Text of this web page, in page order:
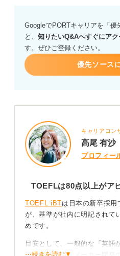
GoogleでPORTキャリアを「優
と、 知りたいQ&Aへすぐにアク
す。ぜひご登録ください。
優先ソース
キャリアコン
高尾 有沙
プロフィー
TOEFLは80点以上がア
TOEFL iBTは日本の新卒採用
が、基準が社内に明記されて
めです。
目安として、一般的な「英語
⋯続きを読む▼